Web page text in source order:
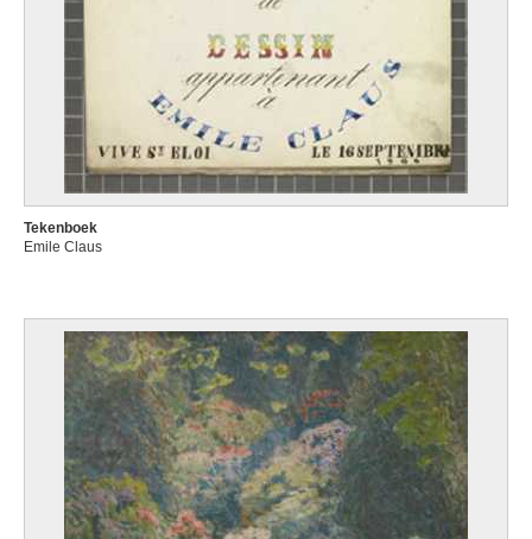
Tekenboek
Emile Claus